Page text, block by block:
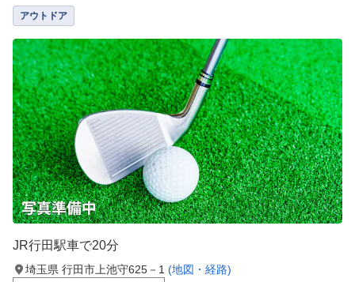
アウトドア
JR行田駅車で20分
埼玉県 行田市上池守625－1 (地図・経路)